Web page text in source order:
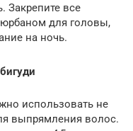
Закрепите все
для головы,
на ночь.
использовать не
выпрямления волос.